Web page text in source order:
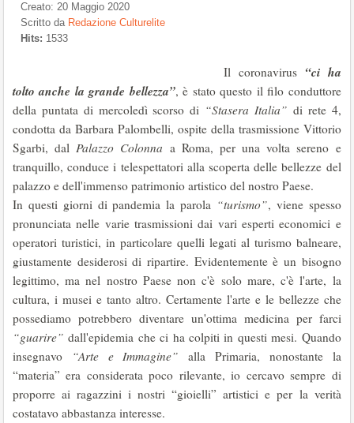
Creato: 20 Maggio 2020
Scritto da Redazione Culturelite
Hits: 1533
Il coronavirus “ci ha
tolto anche la grande bellezza”, è stato questo il filo conduttore
della puntata di mercoledì scorso di “Stasera Italia” di rete 4,
condotta da Barbara Palombelli, ospite della trasmissione Vittorio
Sgarbi, dalPalazzo Colonna a Roma, per una volta sereno e
tranquillo, conduce i telespettatori alla scoperta delle bellezze del
palazzo e dell'immenso patrimonio artistico del nostro Paese.
In questi giorni di pandemia la parola “turismo”, viene spesso
pronunciata nelle varie trasmissioni dai vari esperti economici e
operatori turistici, in particolare quelli legati al turismo balneare,
giustamente desiderosi di ripartire. Evidentemente è un bisogno
legittimo, ma nel nostro Paese non c'è solo mare, c'è l'arte, la
cultura, i musei e tanto altro. Certamente l'arte e le bellezze che
possediamo potrebbero diventare un'ottima medicina per farci
“guarire” dall'epidemia che ci ha colpiti in questi mesi. Quando
insegnavo
“Arte e Immagine” alla Primaria, nonostante la
“materia” era considerata poco rilevante, io cercavo sempre di
proporre ai ragazzini i nostri “gioielli” artistici e per la verità
costatavo abbastanza interesse.